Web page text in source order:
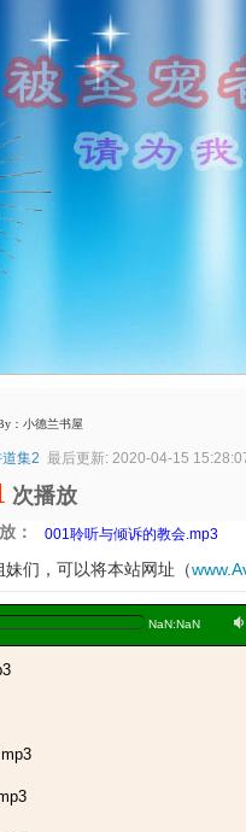
：小德兰书屋
集2 最后更新: 2020-04-15
次播放
：
们，可以将本站网址（
NaN:NaN a
001聆听与倾诉的教会.mp3